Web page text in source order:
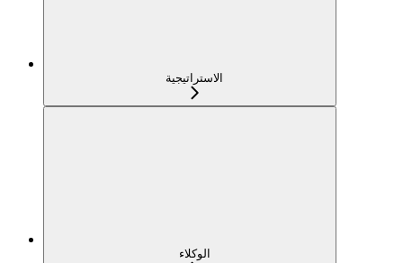
الاستراتيجية
الوكلاء